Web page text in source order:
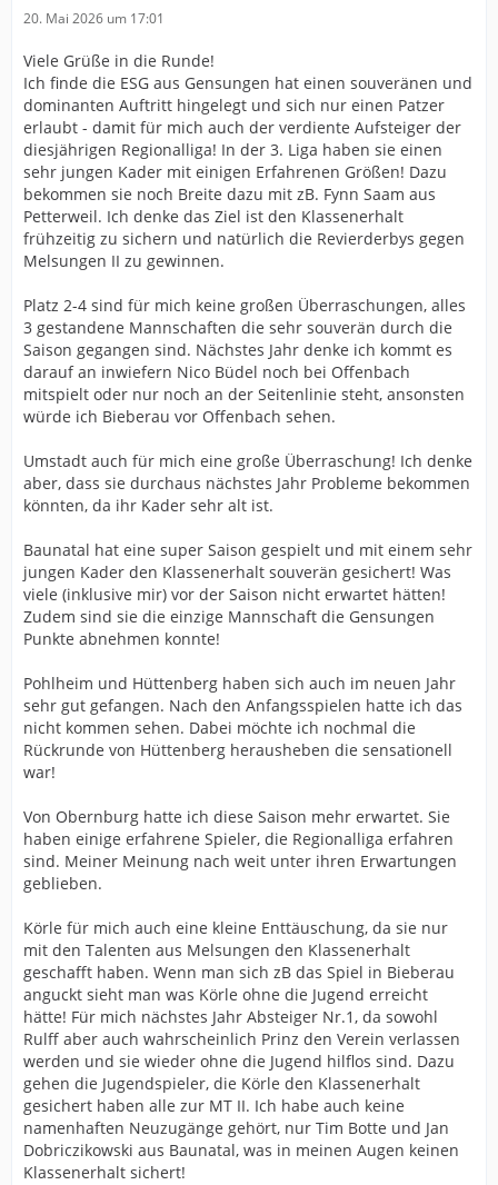
20. Mai 2026 um 17:01
Viele Grüße in die Runde!
Ich finde die ESG aus Gensungen hat einen souveränen und
dominanten Auftritt hingelegt und sich nur einen Patzer
erlaubt - damit für mich auch der verdiente Aufsteiger der
diesjährigen Regionalliga! In der 3. Liga haben sie einen
sehr jungen Kader mit einigen Erfahrenen Größen! Dazu
bekommen sie noch Breite dazu mit zB. Fynn Saam aus
Petterweil. Ich denke das Ziel ist den Klassenerhalt
frühzeitig zu sichern und natürlich die Revierderbys gegen
Melsungen II zu gewinnen.
Platz 2-4 sind für mich keine großen Überraschungen, alles
3 gestandene Mannschaften die sehr souverän durch die
Saison gegangen sind. Nächstes Jahr denke ich kommt es
darauf an inwiefern Nico Büdel noch bei Offenbach
mitspielt oder nur noch an der Seitenlinie steht, ansonsten
würde ich Bieberau vor Offenbach sehen.
Umstadt auch für mich eine große Überraschung! Ich denke
aber, dass sie durchaus nächstes Jahr Probleme bekommen
könnten, da ihr Kader sehr alt ist.
Baunatal hat eine super Saison gespielt und mit einem sehr
jungen Kader den Klassenerhalt souverän gesichert! Was
viele (inklusive mir) vor der Saison nicht erwartet hätten!
Zudem sind sie die einzige Mannschaft die Gensungen
Punkte abnehmen konnte!
Pohlheim und Hüttenberg haben sich auch im neuen Jahr
sehr gut gefangen. Nach den Anfangsspielen hatte ich das
nicht kommen sehen. Dabei möchte ich nochmal die
Rückrunde von Hüttenberg herausheben die sensationell
war!
Von Obernburg hatte ich diese Saison mehr erwartet. Sie
haben einige erfahrene Spieler, die Regionalliga erfahren
sind. Meiner Meinung nach weit unter ihren Erwartungen
geblieben.
Körle für mich auch eine kleine Enttäuschung, da sie nur
mit den Talenten aus Melsungen den Klassenerhalt
geschafft haben. Wenn man sich zB das Spiel in Bieberau
anguckt sieht man was Körle ohne die Jugend erreicht
hätte! Für mich nächstes Jahr Absteiger Nr.1, da sowohl
Rulff aber auch wahrscheinlich Prinz den Verein verlassen
werden und sie wieder ohne die Jugend hilflos sind. Dazu
gehen die Jugendspieler, die Körle den Klassenerhalt
gesichert haben alle zur MT II. Ich habe auch keine
namenhaften Neuzugänge gehört, nur Tim Botte und Jan
Dobriczikowski aus Baunatal, was in meinen Augen keinen
Klassenerhalt sichert!